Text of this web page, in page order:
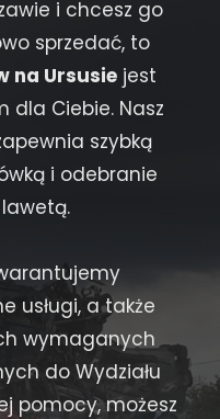
i chcesz go
sprzedać, to
na Ursusiejest
dla Ciebie. Nasz
szybką
i odebranie
usługi, a także
wymaganych
do Wydziału
pomocy, możesz